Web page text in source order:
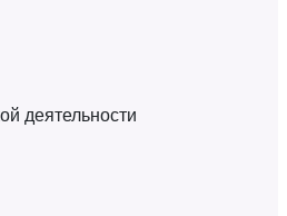
деятельности